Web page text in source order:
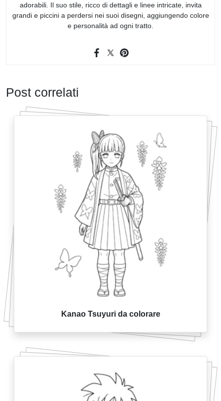
adorabili. Il suo stile, ricco di dettagli e linee intricate, invita
grandi e piccini a perdersi nei suoi disegni, aggiungendo colore
e personalità ad ogni tratto.
Post correlati
Kanao Tsuyuri da colorare